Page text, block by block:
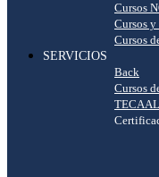
Cursos
Cursos
Cursos
SERVICIOS
Back
Cursos
TECAAL